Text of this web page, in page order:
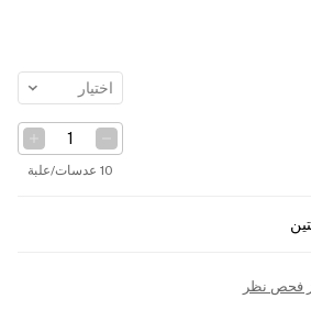
اختيار
10 عدسات/علبة
فحص نظر